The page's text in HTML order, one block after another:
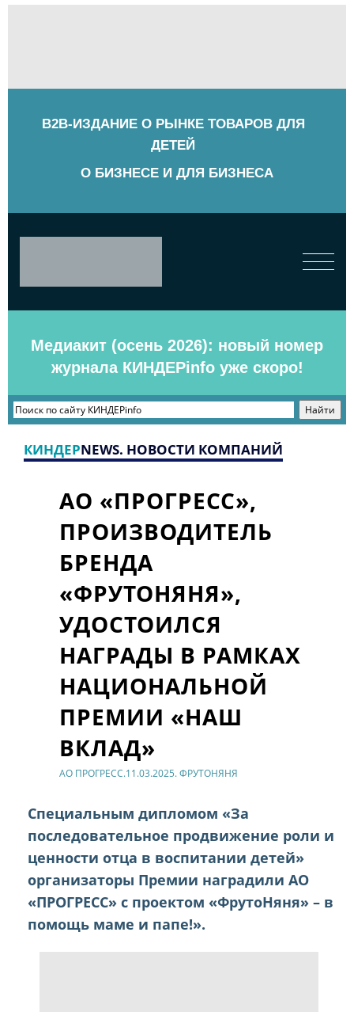
B2B-ИЗДАНИЕ О РЫНКЕ ТОВАРОВ ДЛЯ
ДЕТЕЙ
О БИЗНЕСЕ И ДЛЯ БИЗНЕСА
Медиакит (осень 2026): новый номер
журнала КИНДЕРinfo уже скоро!
КИНДЕРNEWS. НОВОСТИ КОМПАНИЙ
АО «ПРОГРЕСС»,
ПРОИЗВОДИТЕЛЬ
БРЕНДА
«ФРУТОНЯНЯ»,
УДОСТОИЛСЯ
НАГРАДЫ В РАМКАХ
НАЦИОНАЛЬНОЙ
ПРЕМИИ «НАШ
ВКЛАД»
АО ПРОГРЕСС.11.03.2025. ФРУТОНЯНЯ
Специальным дипломом «За
последовательное продвижение роли и
ценности отца в воспитании детей»
организаторы Премии наградили АО
«ПРОГРЕСС» с проектом «ФрутоНяня» – в
помощь маме и папе!».